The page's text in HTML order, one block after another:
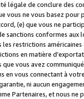
légale de conclure des
vous ne vous basez
(e) que vous ne
sanctions conformes
restrictions
en matière
vous avez
vous connectant à
ni aucun
Partenaires, et nous